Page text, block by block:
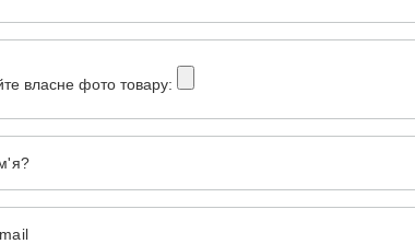
власне фото товару: